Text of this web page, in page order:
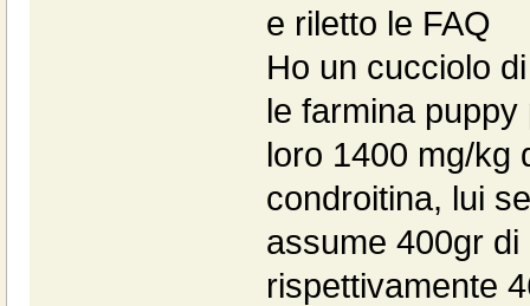
e riletto le FAQ
Ho un cucciolo
le farmina
loro 1400 mg/kg
condroitina, lui
assume 400gr
rispettivamente